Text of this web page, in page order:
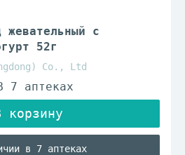
с
52г
Co., Ltd
в 7 аптеках